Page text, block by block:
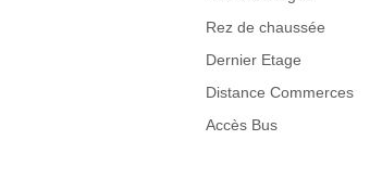
Rez de chaussée
Dernier Etage
Distance Commerces
Accès Bus